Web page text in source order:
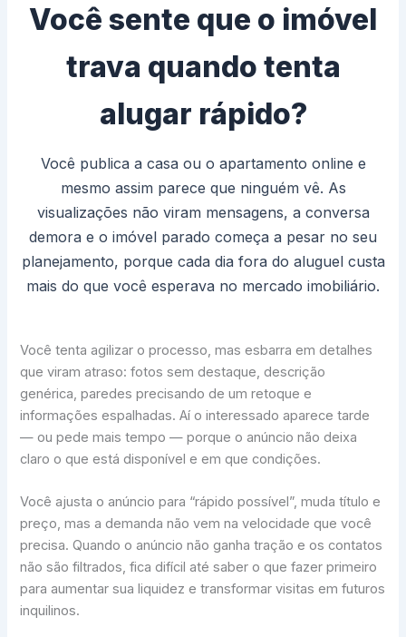
Você sente que o imóvel
trava quando tenta
alugar rápido?
Você publica a casa ou o apartamento online e
mesmo assim parece que ninguém vê. As
visualizações não viram mensagens, a conversa
demora e o imóvel parado começa a pesar no seu
planejamento, porque cada dia fora do aluguel custa
mais do que você esperava no mercado imobiliário.
Você tenta agilizar o processo, mas esbarra em detalhes
que viram atraso: fotos sem destaque, descrição
genérica, paredes precisando de um retoque e
informações espalhadas. Aí o interessado aparece tarde
— ou pede mais tempo — porque o anúncio não deixa
claro o que está disponível e em que condições.
Você ajusta o anúncio para “rápido possível”, muda título e
preço, mas a demanda não vem na velocidade que você
precisa. Quando o anúncio não ganha tração e os contatos
não são filtrados, fica difícil até saber o que fazer primeiro
para aumentar sua liquidez e transformar visitas em futuros
inquilinos.